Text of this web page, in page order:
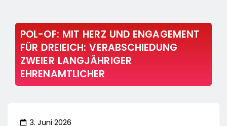
POL-OF: MIT HERZ UND ENGAGEMENT
FÜR DREIEICH: VERABSCHIEDUNG
ZWEIER LANGJÄHRIGER
EHRENAMTLICHER
3. Juni 2026